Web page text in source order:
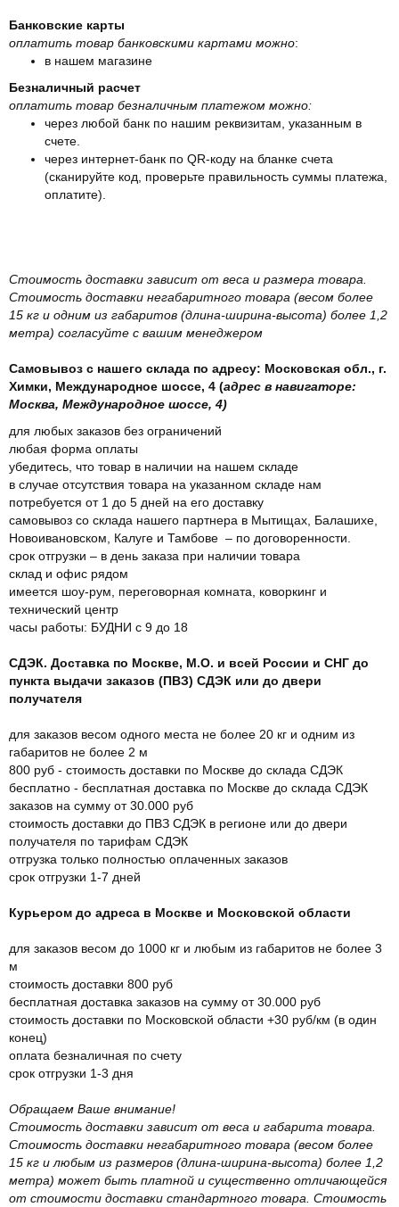
Банковские карты
оплатить товар банковскими картами можно:
в нашем магазине
Безналичный расчет
оплатить товар безналичным платежом можно:
через любой банк по нашим реквизитам, указанным в
счете.
через интернет-банк по QR-коду на бланке счета
(сканируйте код, проверьте правильность суммы платежа,
оплатите).
Стоимость доставки зависит от веса и размера товара.
Стоимость доставки негабаритного товара (весом более
15 кг и одним из габаритов (длина-ширина-высота) более 1,2
метра) согласуйте с вашим менеджером
Самовывоз с нашего склада по адресу: Московская обл., г.
Химки, Международное шоссе, 4 (адрес в навигаторе:
Москва, Международное шоссе, 4)
для любых заказов без ограничений
любая форма оплаты
убедитесь, что товар в наличии на нашем складе
в случае отсутствия товара на указанном складе нам
потребуется от 1 до 5 дней на его доставку
самовывоз со склада нашего партнера в Мытищах, Балашихе,
Новоивановском, Калуге и Тамбове – по договоренности.
срок отгрузки – в день заказа при наличии товара
склад и офис рядом
имеется шоу-рум, переговорная комната, коворкинг и
технический центр
часы работы: БУДНИ с 9 до 18
СДЭК. Доставка по Москве, М.О. и всей России и СНГ до
пункта выдачи заказов (ПВЗ) СДЭК или до двери
получателя
для заказов весом одного места не более 20 кг и одним из
габаритов не более 2 м
800 руб - стоимость доставки по Москве до склада СДЭК
бесплатно - бесплатная доставка по Москве до склада СДЭК
заказов на сумму от 30.000 руб
стоимость доставки до ПВЗ СДЭК в регионе или до двери
получателя по тарифам СДЭК
отгрузка только полностью оплаченных заказов
срок отгрузки 1-7 дней
Курьером до адреса в Москве и Московской области
для заказов весом до 1000 кг и любым из габаритов не более 3
м
стоимость доставки 800 руб
бесплатная доставка заказов на сумму от 30.000 руб
стоимость доставки по Московской области +30 руб/км (в один
конец)
оплата безналичная по счету
срок отгрузки 1-3 дня
Обращаем Ваше внимание!
Стоимость доставки зависит от веса и габарита товара.
Стоимость доставки негабаритного товара (весом более
15 кг и любым из размеров (длина-ширина-высота) более 1,2
метра) может быть платной и существенно отличающейся
от стоимости доставки стандартного товара. Стоимость